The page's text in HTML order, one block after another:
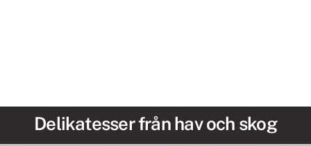
Delikatesser från hav och skog